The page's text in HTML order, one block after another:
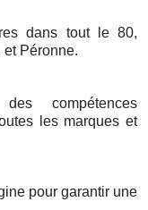
dans tout le 80,
et Péronne.
compétences
les marques et
pour garantir une